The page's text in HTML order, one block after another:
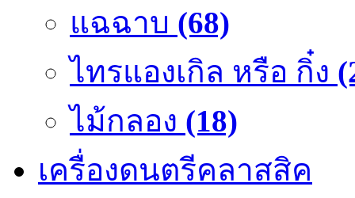
แฉฉาบ (68)
ไทรแองเกิล หรือ กิ๋ง
ไม้กลอง (18)
เครื่องดนตรีคลาสสิค